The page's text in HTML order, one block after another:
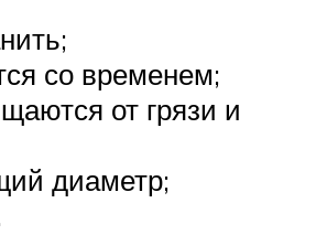
со временем;
от грязи и
диаметр;